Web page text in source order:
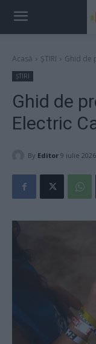
Acasă ȘTIRI Ghid de
ȘTIRI
Ghid de
Electric
By Editor 9 iulie 2026